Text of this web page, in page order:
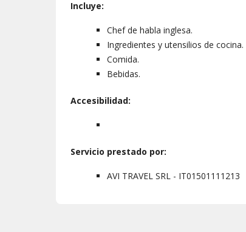
Incluye:
Chef de habla inglesa.
Ingredientes y utensilios de cocina.
Comida.
Bebidas.
Accesibilidad:
Servicio prestado por:
AVI TRAVEL SRL - IT01501111213